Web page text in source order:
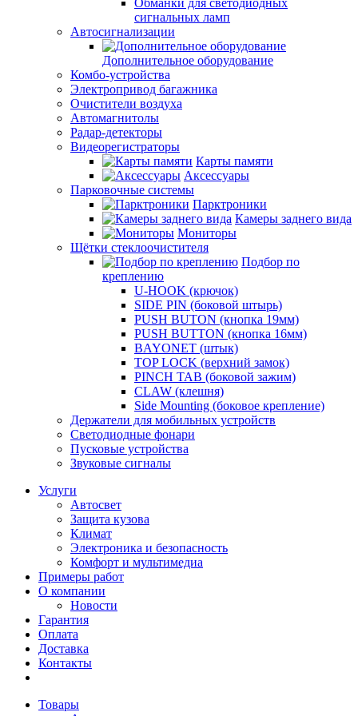
Обманки для светодиодных
сигнальных ламп
Автосигнализации
Дополнительное оборудование
Комбо-устройства
Электропривод багажника
Очистители воздуха
Автомагнитолы
Радар-детекторы
Видеорегистраторы
Карты памяти
Аксессуары
Парковочные системы
Парктроники
Камеры заднего вида
Мониторы
Щётки стеклоочистителя
Подбор по
креплению
U-HOOK (крючок)
SIDE PIN (боковой штырь)
PUSH BUTON (кнопка 19мм)
PUSH BUTTON (кнопка 16мм)
BAYONET (штык)
TOP LOCK (верхний замок)
PINCH TAB (боковой зажим)
CLAW (клешня)
Side Mounting (боковое крепление)
Держатели для мобильных устройств
Светодиодные фонари
Пусковые устройства
Звуковые сигналы
Услуги
Автосвет
Защита кузова
Климат
Электроника и безопасность
Комфорт и мультимедиа
Примеры работ
О компании
Новости
Гарантия
Оплата
Доставка
Контакты
Товары